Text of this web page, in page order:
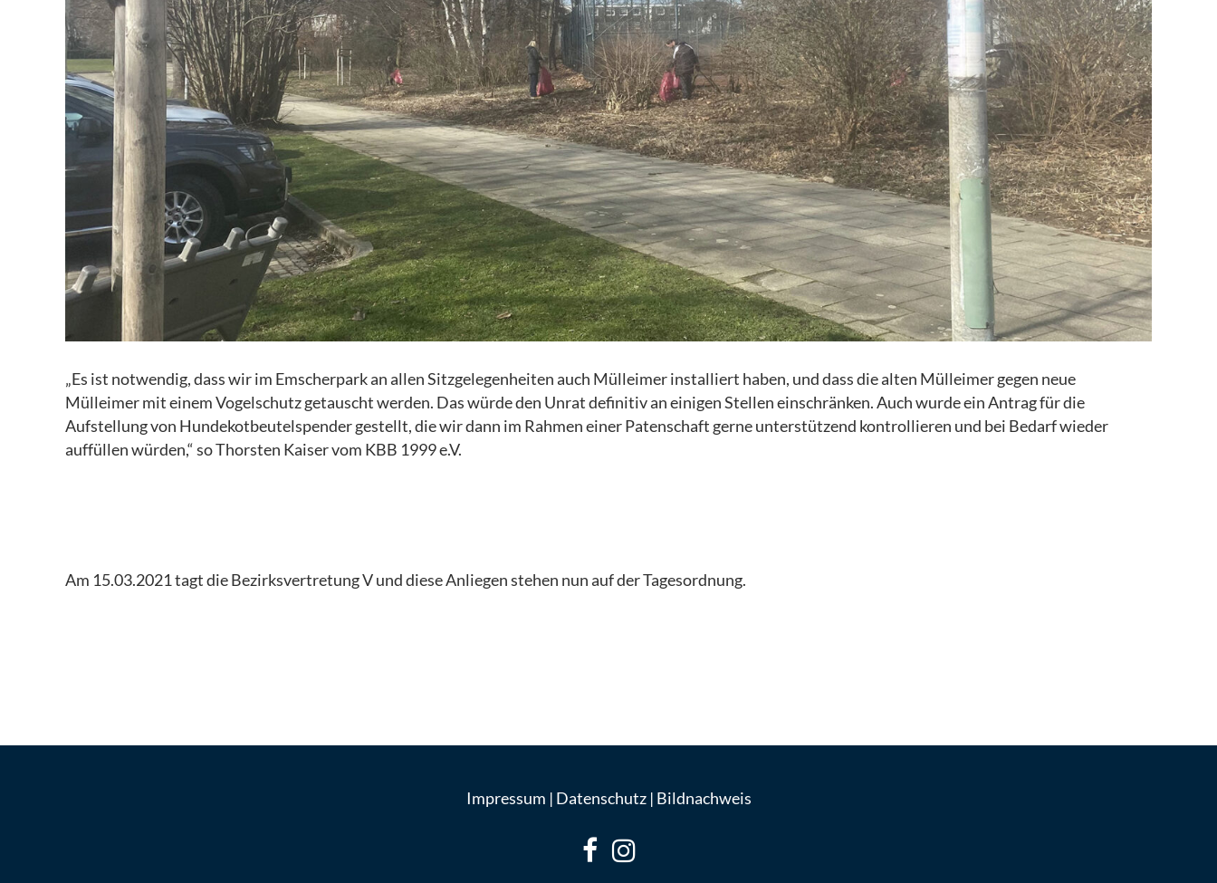
„Es ist notwendig, dass wir im Emscherpark an allen Sitzgelegenheiten auch Mülleimer installiert haben, und dass die alten Mülleimer gegen neue
Mülleimer mit einem Vogelschutz getauscht werden. Das würde den Unrat definitiv an einigen Stellen einschränken. Auch wurde ein Antrag für die
Aufstellung von Hundekotbeutelspender gestellt, die wir dann im Rahmen einer Patenschaft gerne unterstützend kontrollieren und bei Bedarf wieder
auffüllen würden,“ so Thorsten Kaiser vom KBB 1999 e.V.
Am 15.03.2021 tagt die Bezirksvertretung V und diese Anliegen stehen nun auf der Tagesordnung.
Impressum | Datenschutz| Bildnachweis